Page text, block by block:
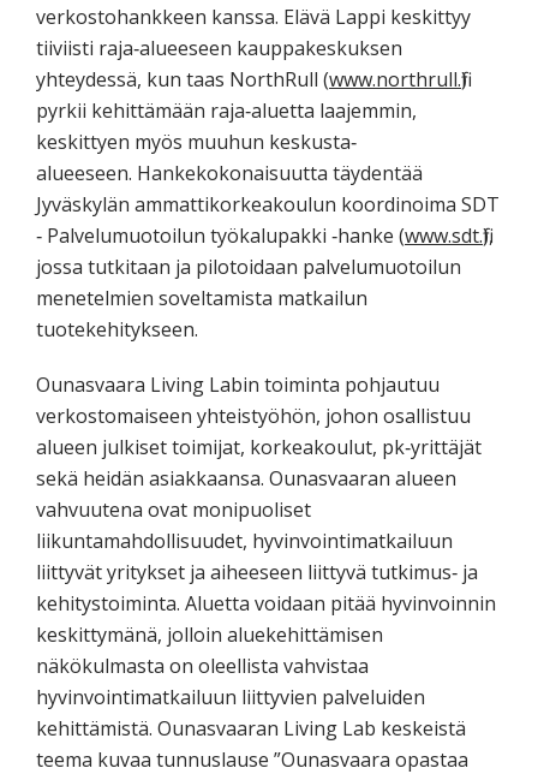
verkostohankkeen kanssa. Elävä Lappi keskittyy
tiiviisti raja‐alueeseen kauppakeskuksen
yhteydessä, kun taas NorthRull (www.northrull.fi)
pyrkii kehittämään raja‐aluetta laajemmin,
keskittyen myös muuhun keskusta‐
alueeseen. Hankekokonaisuutta täydentää
Jyväskylän ammattikorkeakoulun koordinoima SDT
‐ Palvelumuotoilun työkalupakki ‐hanke (www.sdt.fi),
jossa tutkitaan ja pilotoidaan palvelumuotoilun
menetelmien soveltamista matkailun
tuotekehitykseen.
Ounasvaara Living Labin toiminta pohjautuu
verkostomaiseen yhteistyöhön, johon osallistuu
alueen julkiset toimijat, korkeakoulut, pk‐yrittäjät
sekä heidän asiakkaansa. Ounasvaaran alueen
vahvuutena ovat monipuoliset
liikuntamahdollisuudet, hyvinvointimatkailuun
liittyvät yritykset ja aiheeseen liittyvä tutkimus‐ ja
kehitystoiminta. Aluetta voidaan pitää hyvinvoinnin
keskittymänä, jolloin aluekehittämisen
näkökulmasta on oleellista vahvistaa
hyvinvointimatkailuun liittyvien palveluiden
kehittämistä. Ounasvaaran Living Lab keskeistä
teema kuvaa tunnuslause ”Ounasvaara opastaa